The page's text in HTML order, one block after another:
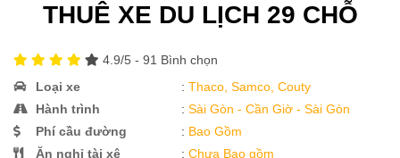
THUÊ XE DU LỊCH 29 CHỖ
4.9/5 - 91 Bình chọn
Loại xe
:Thaco, Samco, Couty
Hành trình
:Sài Gòn - Cần Giờ - Sài Gòn
Phí cầu đường
: Bao Gồm
Ăn nghỉ tài xê
:Chưa Bao gồm